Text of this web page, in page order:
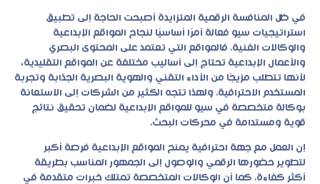
في ظل المنافسة الرقمية المتزايدة أصبحت الحاجة إلى تطبيق
استراتيجيات سيو فعالة أمرًا أساسيًا لنجاح المواقع الإبداعية
والوكالات الفنية. فالمواقع التي تعتمد على المحتوى البصري
والأعمال الإبداعية تحتاج إلى أساليب مختلفة عن المواقع التقليدية،
لأنها تتطلب مزيجًا من الأداء التقني والهوية البصرية الجذابة وتجربة
المستخدم الاحترافية. ولهذا تتجه الكثير من الشركات إلى الاستعانة
بوكالة متخصصة في سيو للمواقع الإبداعية لضمان تحقيق نتائج
قوية ومستدامة في محركات البحث.
إن العمل مع جهة احترافية يمنح المواقع الإبداعية فرصة أكبر
لتطوير حضورها الرقمي والوصول إلى الجمهور المناسب بطريقة
أكثر كفاءة. كما أن الوكالات المتخصصة تمتلك خبرات متقدمة في